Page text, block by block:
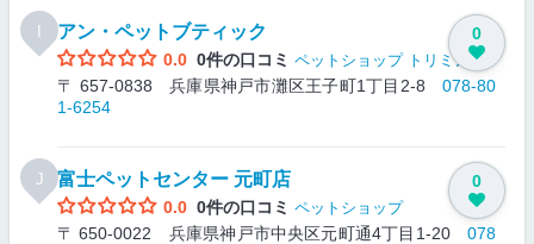
アン・ペットブティック
0.0 0件の口コミ ペットショップ トリミング
〒 657-0838 兵庫県神戸市灘区王子町1丁目2-8 078-80
1-6254
0
J 富士ペットセンター 元町店
0.0 0件の口コミ ペットショップ
〒 650-0022 兵庫県神戸市中央区元町通4丁目1-20 078
0